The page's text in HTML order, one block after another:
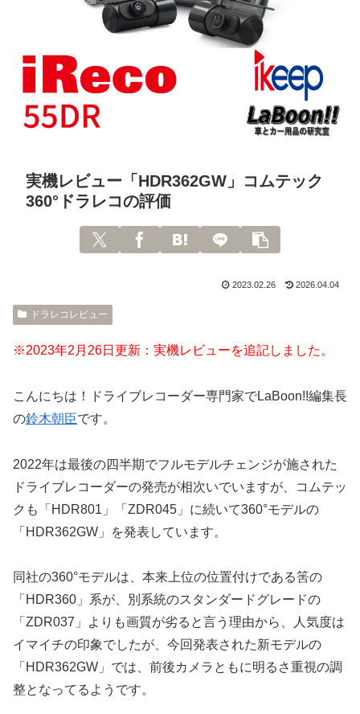
実機レビュー「HDR362GW」コムテック
360°ドラレコの評価
2023.02.26 2026.04.04
ドラレコレビュー
※2023年2月26日更新：実機レビューを追記しました。
こんにちは！ドライブレコーダー専門家でLaBoon!!編集長
の鈴木朝臣です。
2022年は最後の四半期でフルモデルチェンジが施された
ドライブレコーダーの発売が相次いでいますが、コムテッ
クも「HDR801」「ZDR045」に続いて360°モデルの
「HDR362GW」を発表しています。
同社の360°モデルは、本来上位の位置付けである筈の
「HDR360」系が、別系統のスタンダードグレードの
「ZDR037」よりも画質が劣ると言う理由から、人気度は
イマイチの印象でしたが、今回発表された新モデルの
「HDR362GW」では、前後カメラともに明るさ重視の調
整となってるようです。